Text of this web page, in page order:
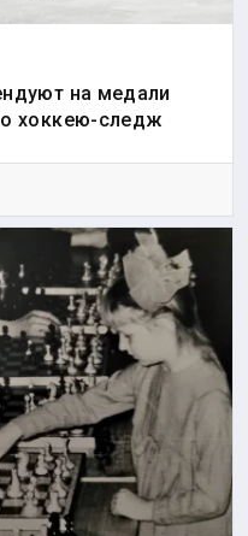
на медали
хоккею-следж